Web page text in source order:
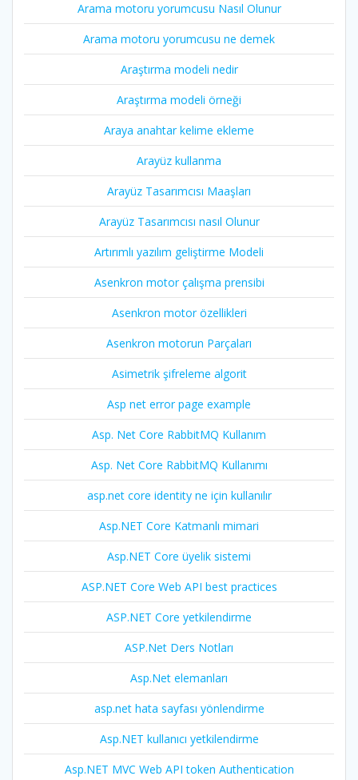
Arama motoru yorumcusu Nasıl Olunur
Arama motoru yorumcusu ne demek
Araştırma modeli nedir
Araştırma modeli örneği
Araya anahtar kelime ekleme
Arayüz kullanma
Arayüz Tasarımcısı Maaşları
Arayüz Tasarımcısı nasıl Olunur
Artırımlı yazılım geliştirme Modeli
Asenkron motor çalışma prensibi
Asenkron motor özellikleri
Asenkron motorun Parçaları
Asimetrik şifreleme algorit
Asp net error page example
Asp. Net Core RabbitMQ Kullanım
Asp. Net Core RabbitMQ Kullanımı
asp.net core identity ne için kullanılır
Asp.NET Core Katmanlı mimari
Asp.NET Core üyelik sistemi
ASP.NET Core Web API best practices
ASP.NET Core yetkilendirme
ASP.Net Ders Notları
Asp.Net elemanları
asp.net hata sayfası yönlendirme
Asp.NET kullanıcı yetkilendirme
Asp.NET MVC Web API token Authentication